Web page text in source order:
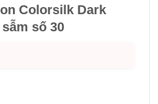
Colorsilk Dark
số 30